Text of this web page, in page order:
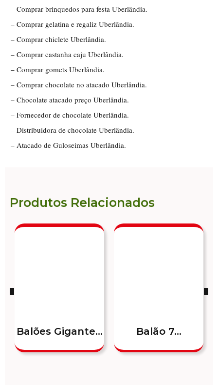
– Comprar brinquedos para festa Uberlândia.
– Comprar gelatina e regaliz Uberlândia.
– Comprar chiclete Uberlândia.
– Comprar castanha caju Uberlândia.
– Comprar gomets Uberlândia.
– Comprar chocolate no atacado Uberlândia.
– Chocolate atacado preço Uberlândia.
– Fornecedor de chocolate Uberlândia.
– Distribuidora de chocolate Uberlândia.
– Atacado de Guloseimas Uberlândia.
Produtos Relacionados
Balões Gigante... Balão 7...